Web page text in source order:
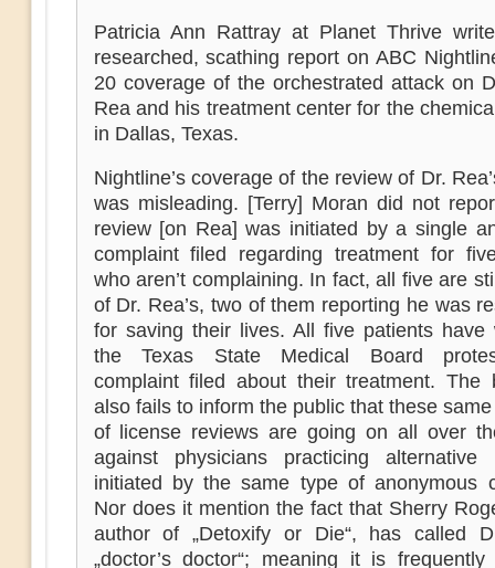
Patricia Ann Rattray at Planet Thrive
researched, scathing report on ABC
20 coverage of the orchestrated attack on
Rea and his treatment center for the
in Dallas, Texas.
Nightline’s coverage of the review of Dr.
was misleading. [Terry] Moran did not
review [on Rea] was initiated by a single
complaint filed regarding treatment for
who aren’t complaining. In fact, all five are
of Dr. Rea’s, two of them reporting he was
for saving their lives. All five patients have
the Texas State Medical Board
complaint filed about their treatment. The
also fails to inform the public that these
of license reviews are going on all over
against physicians practicing alternative
initiated by the same type of anonymous
Nor does it mention the fact that Sherry
author of „Detoxify or Die“, has called
„doctor’s doctor“; meaning it is